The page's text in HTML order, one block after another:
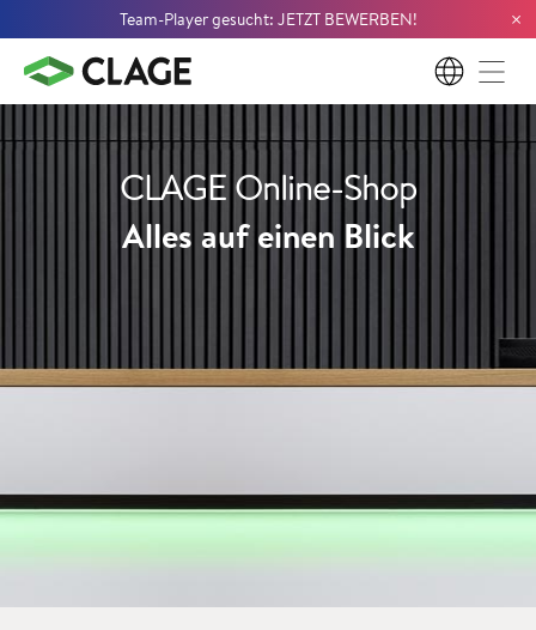
Team-Player gesucht: JETZT BEWERBEN! ×
DE
CLAGE Online-Shop
Alles auf einen Blick